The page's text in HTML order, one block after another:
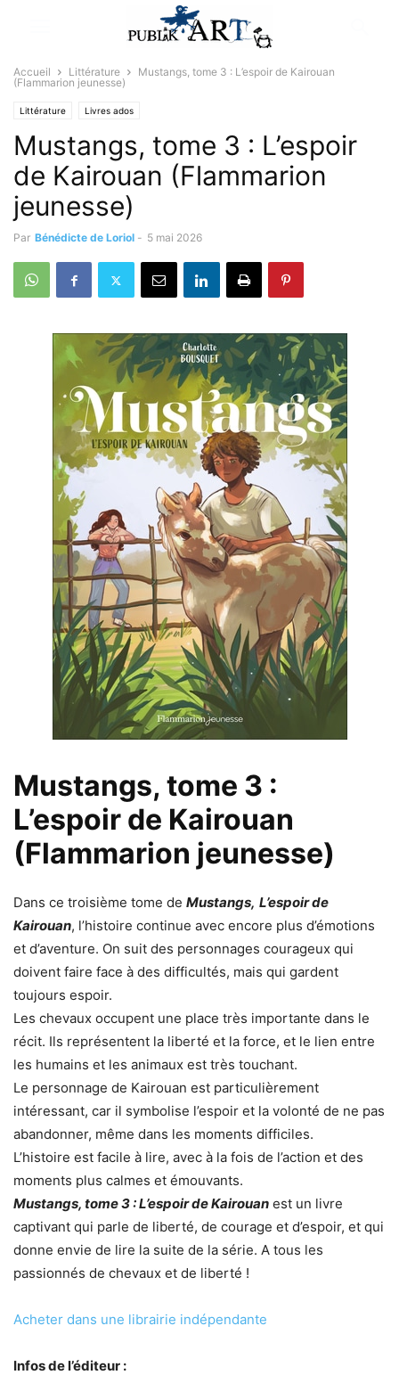
Accueil Littérature
Mustangs, tome 3 : L’espoir de Kairouan
(Flammarion jeunesse)
Littérature Livres ados
Mustangs, tome 3 : L’espoir
de Kairouan (Flammarion
jeunesse)
Par Bénédicte de Loriol - 5 mai 2026
Mustangs, tome 3 :
L’espoir de Kairouan
(Flammarion jeunesse)
Dans ce troisième tome de Mustangs, L’espoir de
Kairouan, l’histoire continue avec encore plus d’émotions
et d’aventure. On suit des personnages courageux qui
doivent faire face à des difficultés, mais qui gardent
toujours espoir.
Les chevaux occupent une place très importante dans le
récit. Ils représentent la liberté et la force, et le lien entre
les humains et les animaux est très touchant.
Le personnage de Kairouan est particulièrement
intéressant, car il symbolise l’espoir et la volonté de ne pas
abandonner, même dans les moments difficiles.
L’histoire est facile à lire, avec à la fois de l’action et des
moments plus calmes et émouvants.
Mustangs, tome 3 : L’espoir de Kairouan est un livre
captivant qui parle de liberté, de courage et d’espoir, et qui
donne envie de lire la suite de la série. A tous les
passionnés de chevaux et de liberté !
Acheter dans une librairie indépendante
Infos de l’éditeur :